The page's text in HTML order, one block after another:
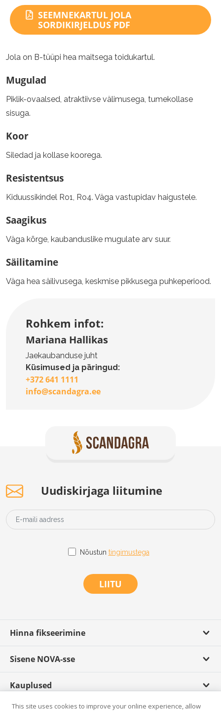
SEEMNEKARTUL JOLA
SORDIKIRJELDUS PDF
Jola on B-tüüpi hea maitsega toidukartul.
Mugulad
Piklik-ovaalsed, atraktiivse välimusega, tumekollase
sisuga.
Koor
Siledad ja kollase koorega.
Resistentsus
Kiduussikindel Ro1, Ro4. Väga vastupidav haigustele.
Saagikus
Väga kõrge, kaubanduslike mugulate arv suur.
Säilitamine
Väga hea säilivusega, keskmise pikkusega puhkeperiood.
Rohkem infot:
Mariana Hallikas
Jaekaubanduse juht
Küsimused ja päringud:
+372 641 1111
info@scandagra.ee
Uudiskirjaga liitumine
Nõustun tingimustega
LIITU
Hinna fikseerimine
Sisene NOVA-sse
Kauplused
This site uses cookies to improve your online experience, allow